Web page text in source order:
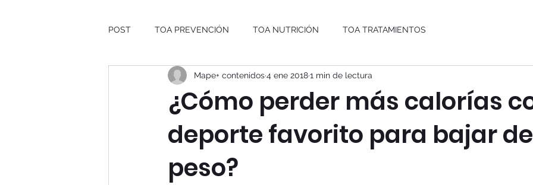
POST TOA PREVENCIÓN TOA NUTRICIÓN TOA TRATAMIENTOS
¿Cómo perder más calorías
deporte favorito para bajar de
peso?
Mape+ contenidos4 ene 20181 min de lectura